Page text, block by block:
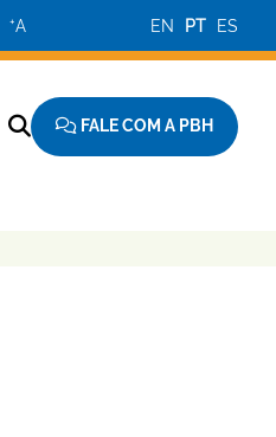
+A EN PT ES
FALE COM A PBH